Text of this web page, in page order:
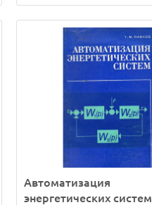
Автоматизация
энергетических систем.